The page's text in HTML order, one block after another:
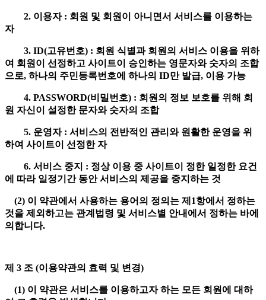
2. 이용자 : 회원 및 회원이 아니면서 서비스를 이용하는
자
3. ID(고유번호) : 회원 식별과 회원의 서비스 이용을 위하
여 회원이 선정하고 사이트이 승인하는 영문자와 숫자의 조합
으로, 하나의 주민등록번호에 하나의 ID만 발급, 이용 가능
4. PASSWORD(비밀번호) : 회원의 정보 보호를 위해 회
원 자신이 설정한 문자와 숫자의 조합
5. 운영자 : 서비스의 전반적인 관리와 원활한 운영을 위
하여 사이트이 선정한 자
6. 서비스 중지 : 정상 이용 중 사이트이 정한 일정한 요건
에 따라 일정기간 동안 서비스의 제공을 중지하는 것
(2) 이 약관에서 사용하는 용어의 정의는 제1항에서 정하는
것을 제외하고는 관계법령 및 서비스별 안내에서 정하는 바에
의합니다.
제 3 조 (이용약관의 효력 및 변경)
(1) 이 약관은 서비스를 이용하고자 하는 모든 회원에 대하